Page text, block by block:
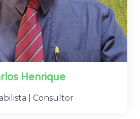
Henrique
| Consultor